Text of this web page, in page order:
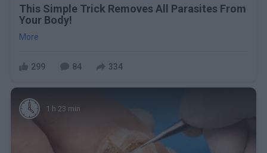
This Simple Trick Removes All Parasites From
Your Body!
More
299 84 334
1 h 23 min